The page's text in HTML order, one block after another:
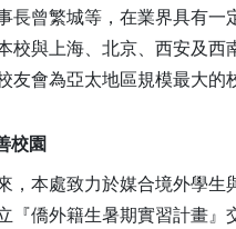
長曾繁城等，在業界具有一
校與上海、北京、西安及西
友會為亞太地區規模最大的
校園
，本處致力於媒合境外學生
『僑外籍生暑期實習計畫』